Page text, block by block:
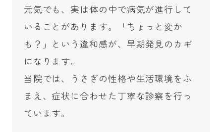
元気でも、実は体の中で病気が進行して
いることがあります。「ちょっと変か
も？」という違和感が、早期発見のカギ
になります。
当院では、うさぎの性格や生活環境をふ
まえ、症状に合わせた丁寧な診察を行っ
ています。